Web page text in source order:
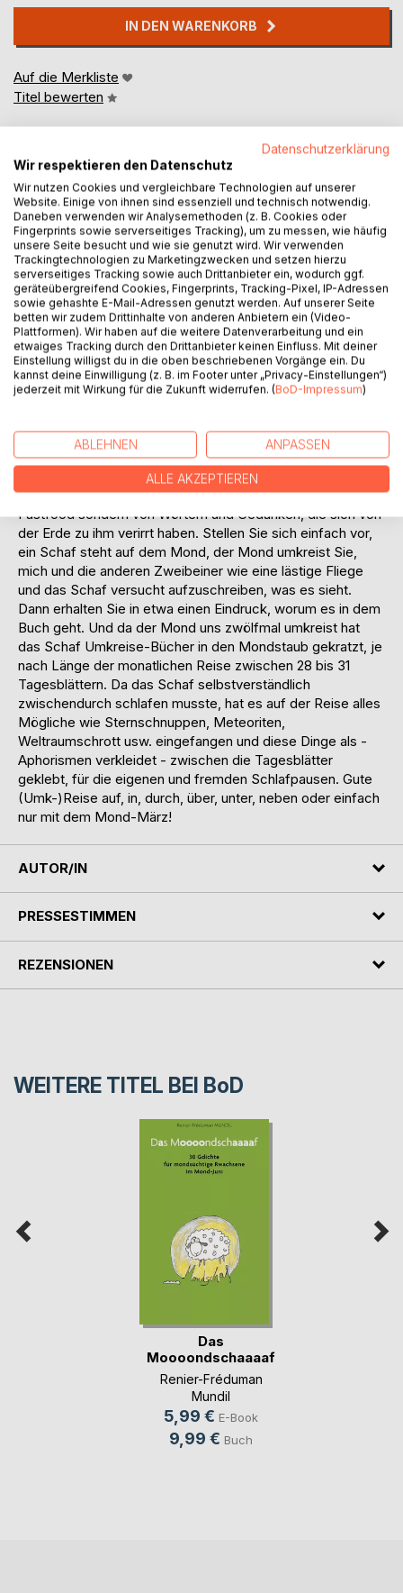
IN DEN WARENKORB
Auf die Merkliste
Titel bewerten
BESCHREIBUNG
Der Mond besitzt offensichtlich das Potenzial, Dinge zu
beeinflussen und dadurch zwangsläufig
durcheinanderzubringen. Derartiges versucht er auch in
diesem Buch, in dem er sich gemeinerweise mit einem
Schaf zusammengetan hat und das Leben von oben, unten,
links, rechts, vorne und hinten betrachtet. Dafür unterzieht
er sich der gewaltigen Mühe, die Erde zu umkreisen. Als
Mond und Schaf, ob die Beobachtung skurril genug ist, um
bei Ihnen eingeführt zu werden. Es lebt nur das Mondschaf
als einziges Wesen auf dieser großen grauen Kugel, ernährt
sich nicht von grünem Gras, Biofood, Luxussalaten oder
Fastfood sondern von Wörtern und Gedanken, die sich von
der Erde zu ihm verirrt haben. Stellen Sie sich einfach vor,
ein Schaf steht auf dem Mond, der Mond umkreist Sie,
mich und die anderen Zweibeiner wie eine lästige Fliege
und das Schaf versucht aufzuschreiben, was es sieht.
Dann erhalten Sie in etwa einen Eindruck, worum es in dem
Buch geht. Und da der Mond uns zwölfmal umkreist hat
das Schaf Umkreise-Bücher in den Mondstaub gekratzt, je
nach Länge der monatlichen Reise zwischen 28 bis 31
Tagesblättern. Da das Schaf selbstverständlich
zwischendurch schlafen musste, hat es auf der Reise alles
Mögliche wie Sternschnuppen, Meteoriten,
Weltraumschrott usw. eingefangen und diese Dinge als -
Aphorismen verkleidet - zwischen die Tagesblätter
geklebt, für die eigenen und fremden Schlafpausen. Gute
(Umk-)Reise auf, in, durch, über, unter, neben oder einfach
nur mit dem Mond-März!
AUTOR/IN
PRESSESTIMMEN
REZENSIONEN
WEITERE TITEL BEI BoD
Das
Moooondschaaaaf
Renier-Fréduman
Mundil
5,99 € E-Book
9,99 € Buch
Datenschutzerklärung
Wir respektieren den Datenschutz
Wir nutzen Cookies und vergleichbare Technologien auf unserer
Website. Einige von ihnen sind essenziell und technisch notwendig.
Daneben verwenden wir Analysemethoden (z. B. Cookies oder
Fingerprints sowie serverseitiges Tracking), um zu messen, wie häufig
unsere Seite besucht und wie sie genutzt wird. Wir verwenden
Trackingtechnologien zu Marketingzwecken und setzen hierzu
serverseitiges Tracking sowie auch Drittanbieter ein, wodurch ggf.
geräteübergreifend Cookies, Fingerprints, Tracking-Pixel, IP-Adressen
sowie gehashte E-Mail-Adressen genutzt werden. Auf unserer Seite
betten wir zudem Drittinhalte von anderen Anbietern ein (Video-
Plattformen). Wir haben auf die weitere Datenverarbeitung und ein
etwaiges Tracking durch den Drittanbieter keinen Einfluss. Mit deiner
Einstellung willigst du in die oben beschriebenen Vorgänge ein. Du
kannst deine Einwilligung (z. B. im Footer unter „Privacy-Einstellungen“)
jederzeit mit Wirkung für die Zukunft widerrufen. (BoD-Impressum)
ABLEHNEN ANPASSEN
ALLE AKZEPTIEREN